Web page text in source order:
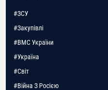
#ЗСУ
#Закупівлі
#ВМС України
#Україна
#Світ
#Війна З Росією